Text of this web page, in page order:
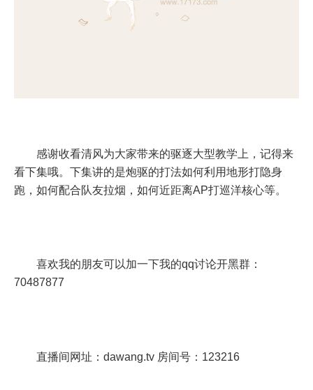
感谢收看清风为大家带来的驱逐大型教学上，记得来
看下集哦。下集讲的是炮驱的打法如何利用地形打隐身
跑，如何配合队友拉烟，如何近距离AP打巡洋核心等。
喜欢我的朋友可以加一下我的qq讨论开黑群：
70487877
直播间网址：dawang.tv 房间号：123216